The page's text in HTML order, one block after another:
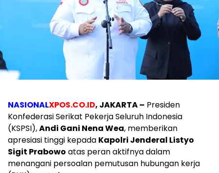
NASIONALXPOS.CO.ID, JAKARTA – Presiden
Konfederasi Serikat Pekerja Seluruh Indonesia
(KSPSI),Andi Gani Nena Wea, memberikan
apresiasi tinggi kepada Kapolri Jenderal Listyo
Sigit Prabowo atas peran aktifnya dalam
menangani persoalan pemutusan hubungan kerja